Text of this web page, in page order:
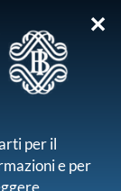
✕
per il
e per